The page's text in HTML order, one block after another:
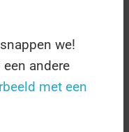
bezinning
informatie,
we!
andere
met een